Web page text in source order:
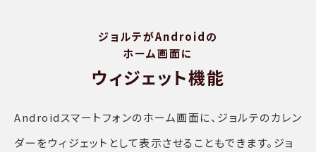
ジョルテがAndroidの
ホーム画面に
ウィジェット機能
Androidスマートフォンのホーム画面に、ジョルテのカレン
ダーをウィジェットとして表示させることもできます。ジョ